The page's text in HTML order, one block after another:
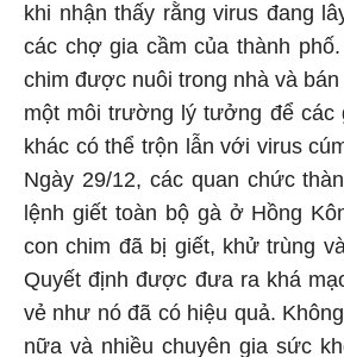
khi nhận thấy rằng virus đang
các chợ gia cầm của thành
chim được nuôi trong nhà và
một môi trường lý tưởng để các
khác có thể trộn lẫn với virus
Ngày 29/12, các quan chức
lệnh giết toàn bộ gà ở Hồng
con chim đã bị giết, khử trùng
Quyết định được đưa ra khá
vẻ như nó đã có hiệu quả.
nữa và nhiều chuyên gia sức